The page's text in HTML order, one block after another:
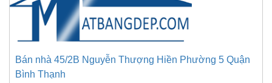
Bán nhà 45/2B Nguyễn Thượng Hiền Phường 5 Quận
Bình Thạnh